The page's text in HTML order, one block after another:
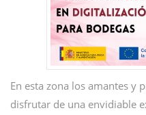
En esta zona los amantes y
disfrutar de una envidiable